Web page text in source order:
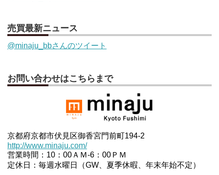
売買最新ニュース
@minaju_bbさんのツイート
お問い合わせはこちらまで
京都府京都市伏見区御香宮門前町194-2
http://www.minaju.com/
営業時間：10：00ＡＭ-6：00ＰＭ
定休日：毎週水曜日（GW、夏季休暇、年末年始不定）